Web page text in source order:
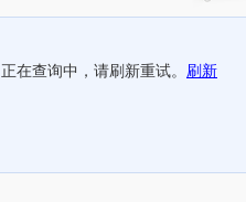
正在查询中，请刷新重试。 刷新